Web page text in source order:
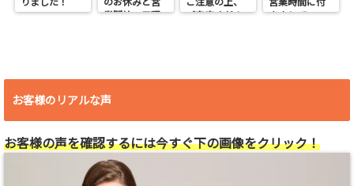
業開始の日程
ご来店くださ
きまして
お客様のリアルな声
お客様の声を確認するには今すぐ下の画像をクリック！